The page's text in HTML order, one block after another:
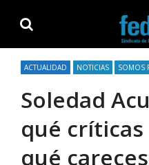
navigation
content
ACTUALIDAD NOTICIAS SOMOS
Soledad
qué
qué careces